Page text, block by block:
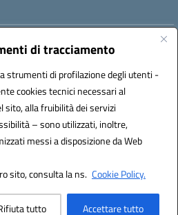
di tracciamento
strumenti di profilazione degli utenti -
cookies tecnici necessari al
alla fruibilità dei servizi
– sono utilizzati, inoltre,
messi a disposizione da Web
sito, consulta la ns. Cookie Policy.
tutto Accettare tutto
89861 – Tropea (VV)
vvic82200d@pec.istruzione.it
(IPA): istsc_vvic82200d
UFUKAE
by 3D Solution S.r.l.
by Designers Italia